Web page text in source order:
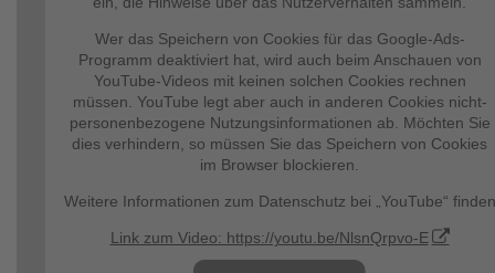
Wer das Speichern von Cookies für das Google-Ads-
Programm deaktiviert hat, wird auch beim Anschauen von
YouTube-Videos mit keinen solchen Cookies rechnen
müssen. YouTube legt aber auch in anderen Cookies nicht-
personenbezogene Nutzungsinformationen ab. Möchten Sie
dies verhindern, so müssen Sie das Speichern von Cookies
im Browser blockieren.
Weitere Informationen zum Datenschutz bei „YouTube“ finden
https://www.google.de/intl/de/policies/privacy/
Link zum Video: https://youtu.be/NlsnQrpvo-E